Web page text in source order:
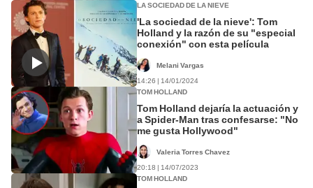
LA SOCIEDAD DE LA NIEVE
'La sociedad de la nieve': Tom
Holland y la razón de su "especial
conexión" con esta película
Melani Vargas
14:26 | 14/01/2024
TOM HOLLAND
Tom Holland dejaría la actuación y
a Spider-Man tras confesarse: "No
me gusta Hollywood"
Valeria Torres Chavez
20:18 | 14/07/2023
TOM HOLLAND